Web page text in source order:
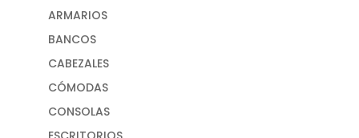
ARMARIOS
BANCOS
CABEZALES
CÓMODAS
CONSOLAS